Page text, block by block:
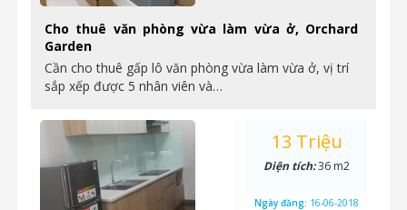
Cho thuê văn phòng vừa làm vừa ở, Orchard
Garden
Cần cho thuê gấp lô văn phòng vừa làm vừa ở, vị trí
sắp xếp được 5 nhân viên và…
13 Triệu
Diện tích:36 m2
Ngày đăng: 16-06-2018